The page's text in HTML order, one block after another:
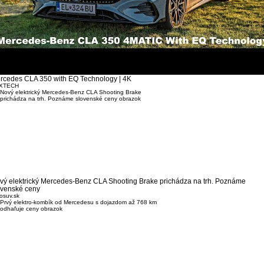
CLA 350 with EQ Technology | 4K
elektrický Mercedes-Benz CLA Shooting Brake prichádza na trh. Poznáme
ceny